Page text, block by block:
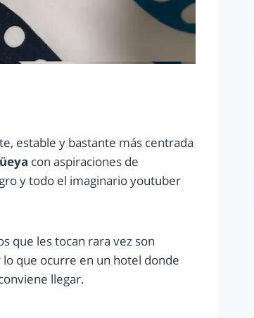
estable y bastante más centrada
con aspiraciones de
y todo el imaginario youtuber
que les tocan rara vez son
que ocurre en un hotel donde
llegar.